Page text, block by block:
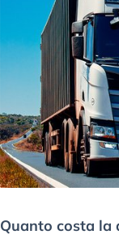
Quanto costa la